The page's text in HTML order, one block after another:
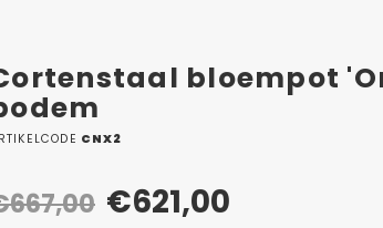
bloempot
CNX2
€621,00